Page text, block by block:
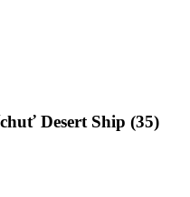
Desert Ship (35)